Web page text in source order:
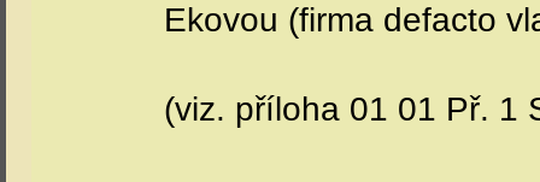
Ekovou (firma defacto
(viz. příloha 01 01 Př. 1